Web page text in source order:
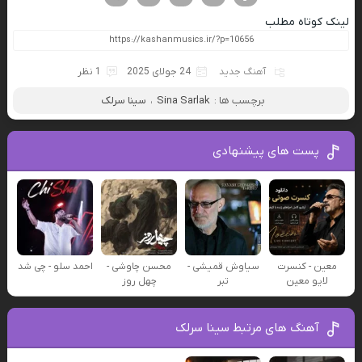
لینک کوتاه مطلب
آهنگ جدید 24 جولای 2025 1 نظر
برچسب ها : Sina Sarlak ، سینا سرلک
پست های پیشنهادی
معین - کنسرت
لایو معین
سیاوش قمیشی -
تبر
محسن چاوشی -
چهل روز
احمد سلو - چی شد
آهنگ های مرتبط سینا سرلک